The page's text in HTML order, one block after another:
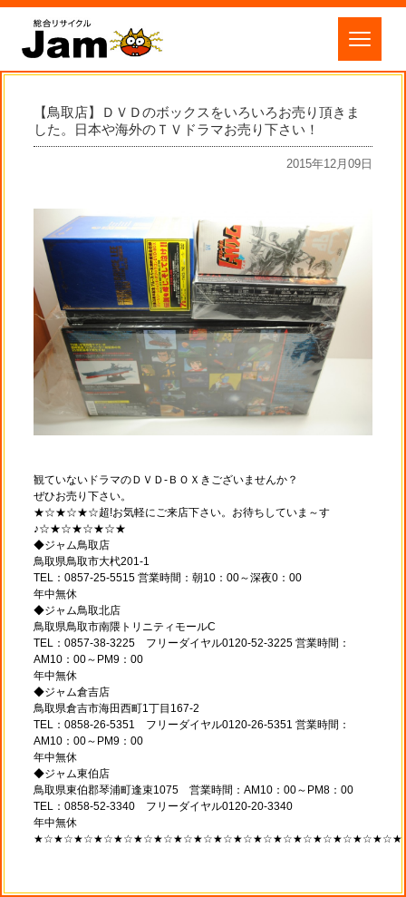
【鳥取店】ＤＶＤのボックスをいろいろお売り頂きま
した。日本や海外のＴＶドラマお売り下さい！
2015年12月09日
観ていないドラマのＤＶＤ-ＢＯＸきございませんか？
ぜひお売り下さい。
★☆★☆★☆超!お気軽にご来店下さい。お待ちしていま～す
♪☆★☆★☆★☆★
◆ジャム鳥取店
鳥取県鳥取市大杙201-1
TEL：0857-25-5515 営業時間：朝10：00～深夜0：00
年中無休
◆ジャム鳥取北店
鳥取県鳥取市南隈トリニティモールC
TEL：0857-38-3225 フリーダイヤル0120-52-3225 営業時間：
AM10：00～PM9：00
年中無休
◆ジャム倉吉店
鳥取県倉吉市海田西町1丁目167-2
TEL：0858-26-5351 フリーダイヤル0120-26-5351 営業時間：
AM10：00～PM9：00
年中無休
◆ジャム東伯店
鳥取県東伯郡琴浦町逢束1075 営業時間：AM10：00～PM8：00
TEL：0858-52-3340 フリーダイヤル0120-20-3340
年中無休
★☆★☆★☆★☆★☆★☆★☆★☆★☆★☆★☆★☆★☆★☆★☆★☆★☆★☆★